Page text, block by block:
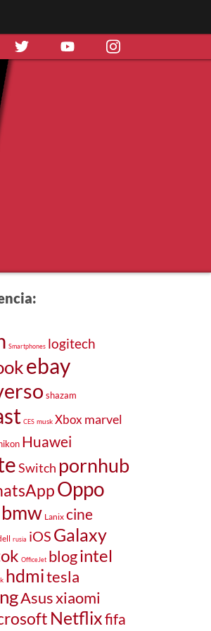
Smartphones logitech
ebay
shazam
CES musk Xbox marvel
Huawei
Switch pornhub
Oppo
bmw Lanix cine
rusia iOS Galaxy
OfficeJet blogintel
hdmitesla
Asusxiaomi
Netflixfifa